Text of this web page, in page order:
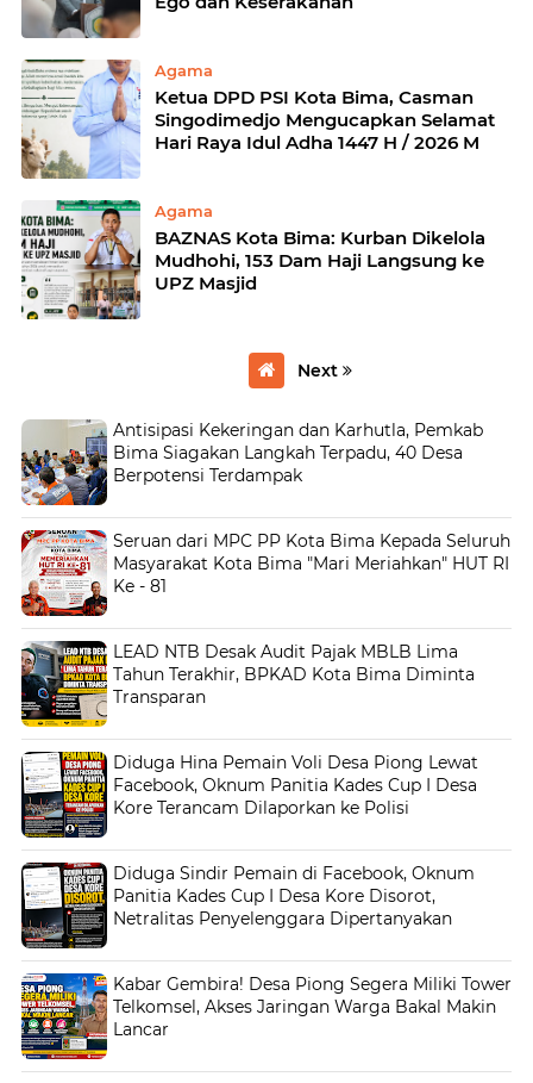
Agama
Ketua DPD PSI Kota Bima, Casman
Singodimedjo Mengucapkan Selamat
Hari Raya Idul Adha 1447 H / 2026 M
Agama
BAZNAS Kota Bima: Kurban Dikelola
Mudhohi, 153 Dam Haji Langsung ke
UPZ Masjid
Next
Antisipasi Kekeringan dan Karhutla, Pemkab
Bima Siagakan Langkah Terpadu, 40 Desa
Berpotensi Terdampak
Seruan dari MPC PP Kota Bima Kepada Seluruh
Masyarakat Kota Bima "Mari Meriahkan" HUT RI
Ke - 81
LEAD NTB Desak Audit Pajak MBLB Lima
Tahun Terakhir, BPKAD Kota Bima Diminta
Transparan
Diduga Hina Pemain Voli Desa Piong Lewat
Facebook, Oknum Panitia Kades Cup I Desa
Kore Terancam Dilaporkan ke Polisi
Diduga Sindir Pemain di Facebook, Oknum
Panitia Kades Cup I Desa Kore Disorot,
Netralitas Penyelenggara Dipertanyakan
Kabar Gembira! Desa Piong Segera Miliki Tower
Telkomsel, Akses Jaringan Warga Bakal Makin
Lancar